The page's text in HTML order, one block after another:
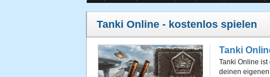
Tanki Online - kostenlos spielen
Tanki
Tanki Online
deinen